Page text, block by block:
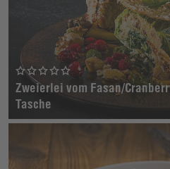
Zweierlei vom Fasan/
Tasche